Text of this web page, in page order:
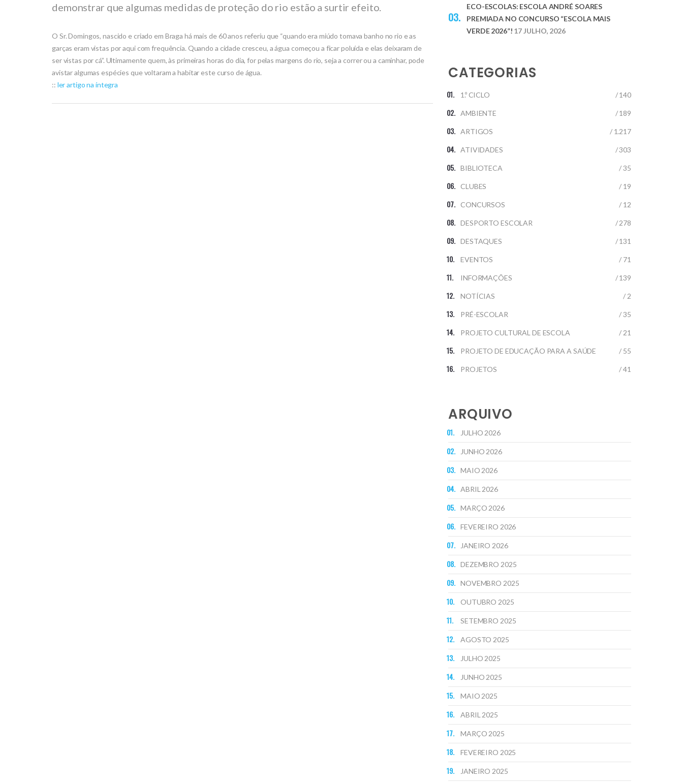
demonstrar que algumas medidas de proteção do rio estão a surtir efeito.
O Sr. Domingos, nascido e criado em Braga há mais de 60 anos referiu que “quando era miúdo tomava banho no rio e as
garças eram vistas por aqui com frequência. Quando a cidade cresceu, a água começou a ficar poluída e elas deixaram de
ser vistas por cá”. Ultimamente quem, às primeiras horas do dia, for pelas margens do rio, seja a correr ou a caminhar, pode
avistar algumas espécies que voltaram a habitar este curso de água.
:: ler artigo na íntegra
ECO-ESCOLAS: ESCOLA ANDRÉ SOARES
PREMIADA NO CONCURSO “ESCOLA MAIS
VERDE 2026”! 17 JULHO, 2026
CATEGORIAS
1.º CICLO / 140
AMBIENTE / 189
ARTIGOS / 1.217
ATIVIDADES / 303
BIBLIOTECA / 35
CLUBES / 19
CONCURSOS / 12
DESPORTO ESCOLAR / 278
DESTAQUES / 131
EVENTOS / 71
INFORMAÇÕES / 139
NOTÍCIAS / 2
PRÉ-ESCOLAR / 35
PROJETO CULTURAL DE ESCOLA / 21
PROJETO DE EDUCAÇÃO PARA A SAÚDE / 55
PROJETOS / 41
ARQUIVO
JULHO 2026
JUNHO 2026
MAIO 2026
ABRIL 2026
MARÇO 2026
FEVEREIRO 2026
JANEIRO 2026
DEZEMBRO 2025
NOVEMBRO 2025
OUTUBRO 2025
SETEMBRO 2025
AGOSTO 2025
JULHO 2025
JUNHO 2025
MAIO 2025
ABRIL 2025
MARÇO 2025
FEVEREIRO 2025
JANEIRO 2025